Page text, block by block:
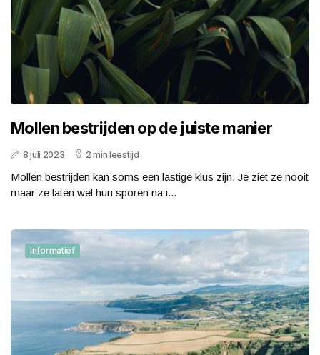
Mollen bestrijden op de juiste manier
8 juli 2023 2 min leestijd
Mollen bestrijden kan soms een lastige klus zijn. Je ziet ze nooit
maar ze laten wel hun sporen na i...
Informatief